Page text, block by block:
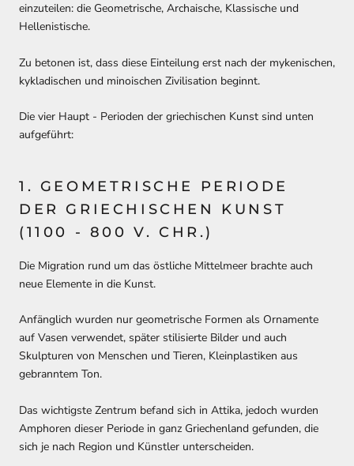
einzuteilen: die Geometrische, Archaische, Klassische und
Hellenistische.
Zu betonen ist, dass diese Einteilung erst nach der mykenischen,
kykladischen und minoischen Zivilisation beginnt.
Die vier Haupt - Perioden der griechischen Kunst sind unten
aufgeführt:
1. GEOMETRISCHE PERIODE
DER GRIECHISCHEN KUNST
(1100 - 800 V. CHR.)
Die Migration rund um das östliche Mittelmeer brachte auch
neue Elemente in die Kunst.
Anfänglich wurden nur geometrische Formen als Ornamente
auf Vasen verwendet, später stilisierte Bilder und auch
Skulpturen von Menschen und Tieren, Kleinplastiken aus
gebranntem Ton.
Das wichtigste Zentrum befand sich in Attika, jedoch wurden
Amphoren dieser Periode in ganz Griechenland gefunden, die
sich je nach Region und Künstler unterscheiden.